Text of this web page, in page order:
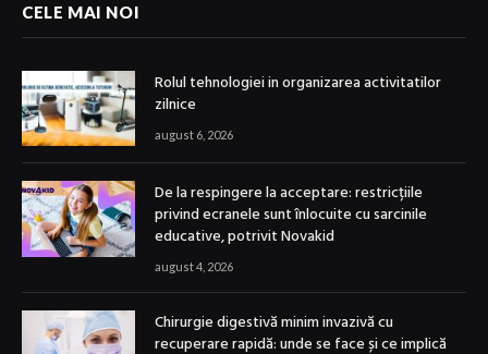
CELE MAI NOI
Rolul tehnologiei in organizarea activitatilor
zilnice
august 6, 2026
De la respingere la acceptare: restricțiile
privind ecranele sunt înlocuite cu sarcinile
educative, potrivit Novakid
august 4, 2026
Chirurgie digestivă minim invazivă cu
recuperare rapidă: unde se face și ce implică